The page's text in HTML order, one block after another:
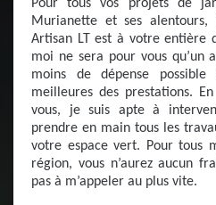
Pour tous vos projets de
Murianette et ses alentours,
Artisan LT est à votre entière
moi ne sera pour vous qu’un
moins de dépense
meilleures des prestations.
vous, je suis apte à
prendre en main tous les
votre espace vert. Pour tous
région, vous n’aurez aucun
pas à m’appeler au plus vite.